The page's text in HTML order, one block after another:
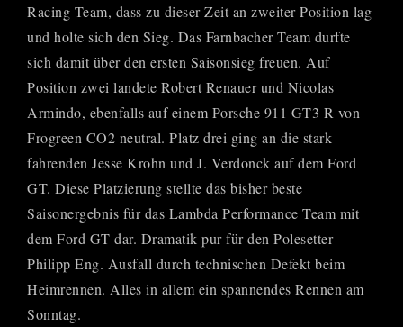
Racing Team, dass zu dieser Zeit an zweiter Position lag
und holte sich den Sieg. Das Farnbacher Team durfte
sich damit über den ersten Saisonsieg freuen. Auf
Position zwei landete Robert Renauer und Nicolas
Armindo, ebenfalls auf einem Porsche 911 GT3 R von
Frogreen CO2 neutral. Platz drei ging an die stark
fahrenden Jesse Krohn und J. Verdonck auf dem Ford
GT. Diese Platzierung stellte das bisher beste
Saisonergebnis für das Lambda Performance Team mit
dem Ford GT dar. Dramatik pur für den Polesetter
Philipp Eng. Ausfall durch technischen Defekt beim
Heimrennen. Alles in allem ein spannendes Rennen am
Sonntag.